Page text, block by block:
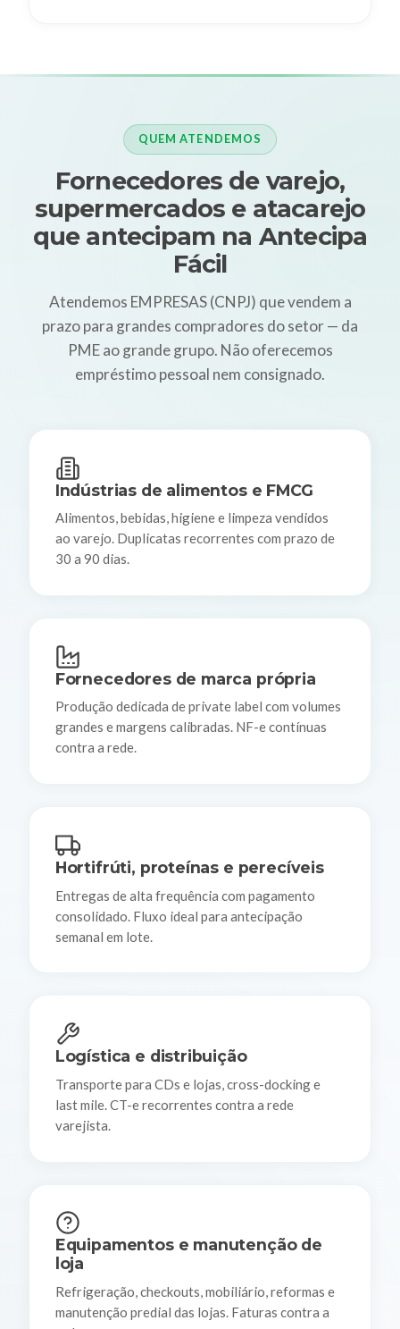
QUEM ATENDEMOS
Fornecedores de varejo,
supermercados e atacarejo
que antecipam na Antecipa
Fácil
Atendemos EMPRESAS (CNPJ) que vendem a
prazo para grandes compradores do setor — da
PME ao grande grupo. Não oferecemos
empréstimo pessoal nem consignado.
Indústrias de alimentos e FMCG
Alimentos, bebidas, higiene e limpeza vendidos
ao varejo. Duplicatas recorrentes com prazo de
30 a 90 dias.
Fornecedores de marca própria
Produção dedicada de private label com volumes
grandes e margens calibradas. NF-e contínuas
contra a rede.
Hortifrúti, proteínas e perecíveis
Entregas de alta frequência com pagamento
consolidado. Fluxo ideal para antecipação
semanal em lote.
Logística e distribuição
Transporte para CDs e lojas, cross-docking e
last mile. CT-e recorrentes contra a rede
varejista.
Equipamentos e manutenção de
loja
Refrigeração, checkouts, mobiliário, reformas e
manutenção predial das lojas. Faturas contra a